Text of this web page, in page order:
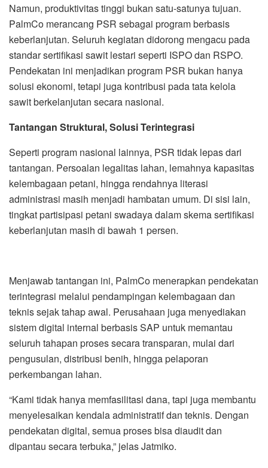
Namun, produktivitas tinggi bukan satu-satunya tujuan.
PalmCo merancang PSR sebagai program berbasis
keberlanjutan. Seluruh kegiatan didorong mengacu pada
standar sertifikasi sawit lestari seperti ISPO dan RSPO.
Pendekatan ini menjadikan program PSR bukan hanya
solusi ekonomi, tetapi juga kontribusi pada tata kelola
sawit berkelanjutan secara nasional.
Tantangan Struktural, Solusi Terintegrasi
Seperti program nasional lainnya, PSR tidak lepas dari
tantangan. Persoalan legalitas lahan, lemahnya kapasitas
kelembagaan petani, hingga rendahnya literasi
administrasi masih menjadi hambatan umum. Di sisi lain,
tingkat partisipasi petani swadaya dalam skema sertifikasi
keberlanjutan masih di bawah 1 persen.
Menjawab tantangan ini, PalmCo menerapkan pendekatan
terintegrasi melalui pendampingan kelembagaan dan
teknis sejak tahap awal. Perusahaan juga menyediakan
sistem digital internal berbasis SAP untuk memantau
seluruh tahapan proses secara transparan, mulai dari
pengusulan, distribusi benih, hingga pelaporan
perkembangan lahan.
“Kami tidak hanya memfasilitasi dana, tapi juga membantu
menyelesaikan kendala administratif dan teknis. Dengan
pendekatan digital, semua proses bisa diaudit dan
dipantau secara terbuka,” jelas Jatmiko.